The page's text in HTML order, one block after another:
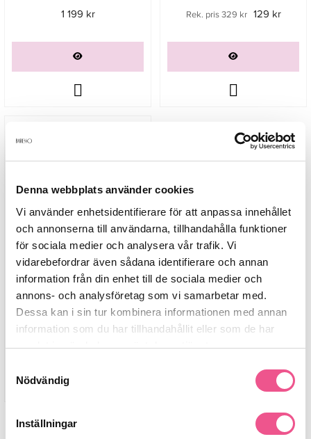
Denna webbplats använder cookies
Vi använder enhetsidentifierare för att anpassa innehållet
och annonserna till användarna, tillhandahålla funktioner
för sociala medier och analysera vår trafik. Vi
vidarebefordrar även sådana identifierare och annan
information från din enhet till de sociala medier och
annons- och analysföretag som vi samarbetar med.
Dessa kan i sin tur kombinera informationen med annan
information som du har tillhandahållit eller som de har
samlat in när du har använt deras tjänster.
Nödvändig
Inställningar
1 199 kr Rek. pris 329 kr 129 kr
Guerlain Secrete De Pureté
Cleansing Milk 200ml
249 kr